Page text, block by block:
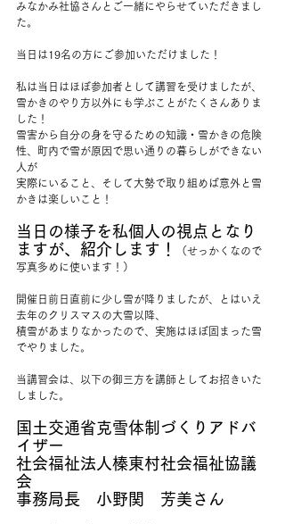
みなかみ社協さんとご一緒にやらせていただきまし
た。
当日は19名の方にご参加いただけました！
私は当日はほぼ参加者として講習を受けましたが、
雪かきのやり方以外にも学ぶことがたくさんありま
した！
雪害から自分の身を守るための知識・雪かきの危険
性、町内で雪が原因で思い通りの暮らしができない
人が
実際にいること、そして大勢で取り組めば意外と雪
かきは楽しいこと！
当日の様子を私個人の視点となり
ますが、紹介します！
（せっかくなので
写真多めに使います！）
開催日前日直前に少し雪が降りましたが、とはいえ
去年のクリスマスの大雪以降、
積雪があまりなかったので、実施はほぼ固まった雪
でやりました。
当講習会は、以下の御三方を講師としてお招きいた
しました。
国土交通省克雪体制づくりアドバ
イザー
社会福祉法人榛東村社会福祉協議
会
事務局長　小野関　芳美さん